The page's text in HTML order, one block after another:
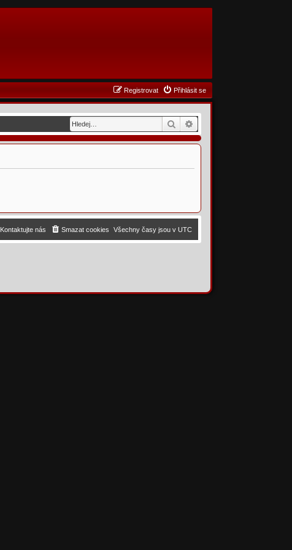
Přihlásit se
Registrovat
Hledat
Všechny časy jsou vUTC
Smazat cookies
Kontaktujte nás